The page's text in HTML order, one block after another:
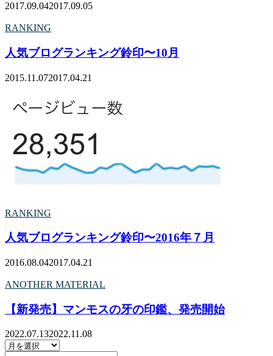
2017.09.042017.09.05
RANKING
人気ブログランキング鈴印〜10月
2015.11.072017.04.21
RANKING
人気ブログランキング鈴印〜2016年７月
2016.08.042017.04.21
ANOTHER MATERIAL
【新発売】マンモスの牙の印鑑、発売開始
2022.07.132022.11.08